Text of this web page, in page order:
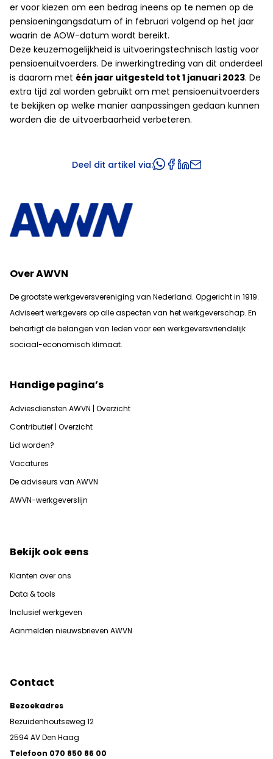
er voor kiezen om een bedrag ineens op te nemen op de
pensioeningangsdatum of in februari volgend op het jaar
waarin de AOW-datum wordt bereikt.
Deze keuzemogelijkheid is uitvoeringstechnisch lastig voor
pensioenuitvoerders. De inwerkingtreding van dit onderdeel
is daarom met één jaar uitgesteld tot 1 januari 2023. De
extra tijd zal worden gebruikt om met pensioenuitvoerders
te bekijken op welke manier aanpassingen gedaan kunnen
worden die de uitvoerbaarheid verbeteren.
Deel dit artikel via:
Over AWVN
De grootste werkgeversvereniging van Nederland. Opgericht in 1919.
Adviseert werkgevers op alle aspecten van het werkgeverschap. En
behartigt de belangen van leden voor een werkgeversvriendelijk
sociaal-economisch klimaat.
Handige pagina’s
Adviesdiensten AWVN | Overzicht
Contributief | Overzicht
Lid worden?
Vacatures
De adviseurs van AWVN
AWVN-werkgeverslijn
Bekijk ook eens
Klanten over ons
Data & tools
Inclusief werkgeven
Aanmelden nieuwsbrieven AWVN
Contact
Bezoekadres
Bezuidenhoutseweg 12
2594 AV Den Haag
Telefoon 070 850 86 00